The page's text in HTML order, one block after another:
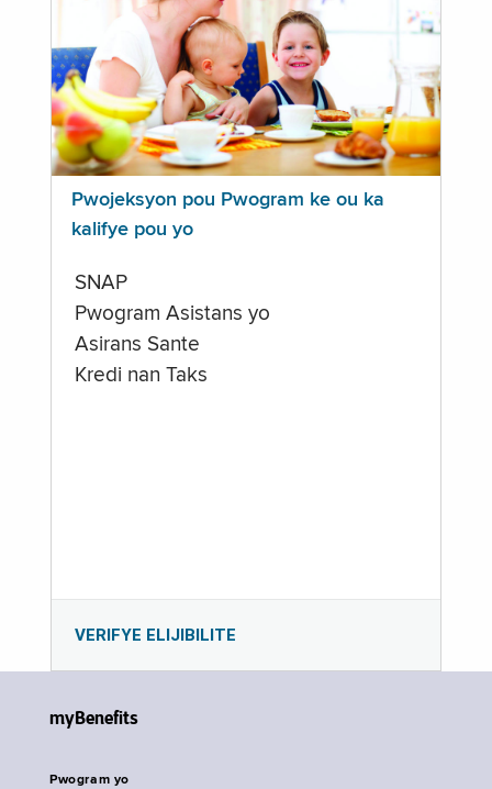
Pwojeksyon pou Pwogram ke ou ka
kalifye pou yo
SNAP
Pwogram Asistans yo
Asirans Sante
Kredi nan Taks
VERIFYE ELIJIBILITE
myBenefits
Pwogram yo